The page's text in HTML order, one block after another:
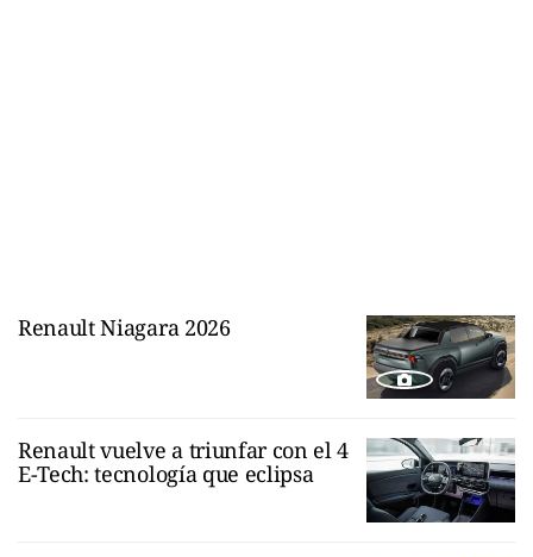
Renault Niagara 2026
Renault vuelve a triunfar con el 4
E-Tech: tecnología que eclipsa